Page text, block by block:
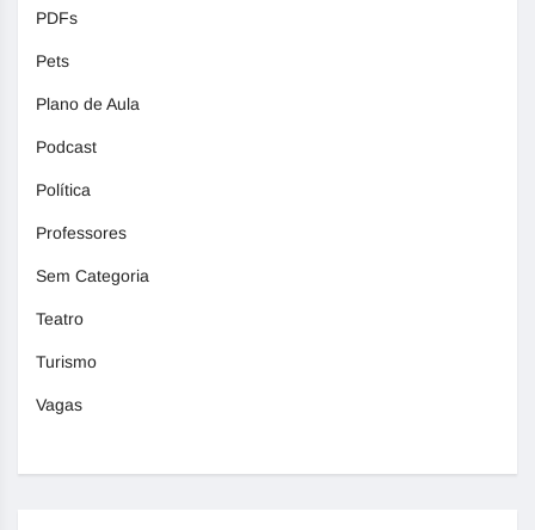
PDFs
Pets
Plano de Aula
Podcast
Política
Professores
Sem Categoria
Teatro
Turismo
Vagas